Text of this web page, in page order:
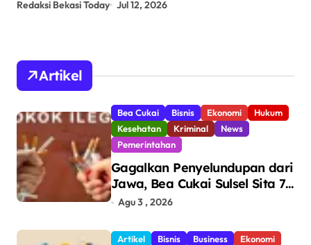
Redaksi Bekasi Today Jul 12, 2026
Artikel
Bea Cukai Bisnis Ekonomi
Hukum
Kesehatan
Kriminal
News
Pemerintahan
Gagalkan Penyelundupan dari
Jawa, Bea Cukai Sulsel Sita 7,8
Juta Batang Rokok Ilegal
Makassar
Agu 3 , 2026
Artikel Bisnis Business
Ekonomi